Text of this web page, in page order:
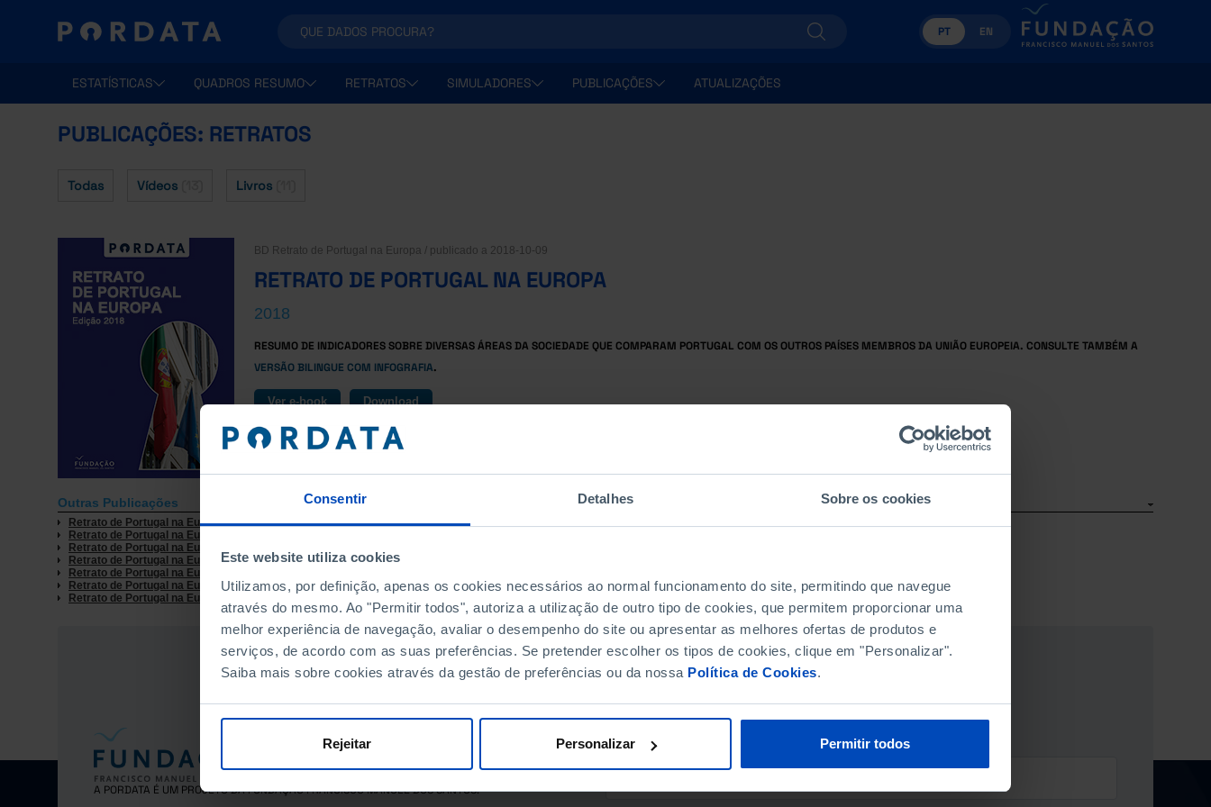
Consentir Detalhes Sobre os cookies
Este website utiliza cookies
Utilizamos, por definição, apenas os cookies necessários ao normal funcionamento do site, permitindo que navegue
através do mesmo. Ao "Permitir todos", autoriza a utilização de outro tipo de cookies, que permitem proporcionar uma
melhor experiência de navegação, avaliar o desempenho do site ou apresentar as melhores ofertas de produtos e
serviços, de acordo com as suas preferências. Se pretender escolher os tipos de cookies, clique em "Personalizar".
Saiba mais sobre cookies através da gestão de preferências ou da nossa Política de Cookies.
Rejeitar Personalizar Permitir todos
PT EN
ESTATÍSTICAS QUADROS RESUMO RETRATOS SIMULADORES PUBLICAÇÕES ATUALIZAÇÕES
PUBLICAÇÕES: RETRATOS
Todas Vídeos Livros
BD Retrato de Portugal na Europa / publicado a 2018-10-09
RETRATO DE PORTUGAL NA EUROPA
2018
RESUMO DE INDICADORES SOBRE DIVERSAS ÁREAS DA SOCIEDADE QUE COMPARAM PORTUGAL COM OS OUTROS PAÍSES MEMBROS DA UNIÃO EUROPEIA. CONSULTE TAMBÉM A
VERSÃO BILINGUE COM INFOGRAFIA.
Outras Publicações
Retrato de Portugal na Europa 2020
Retrato de Portugal na Europa 2019
Retrato de Portugal na Europa 2017
Retrato de Portugal na Europa 2016
Retrato de Portugal na Europa 2015
Retrato de Portugal na Europa 2014
Retrato de Portugal na Europa 2011
A PORDATA É UM PROJETO DA FUNDAÇÃO FRANCISCO MANUEL DOS SANTOS.
SUBSCREVER A NEWSLETTER DA FUNDAÇÃO
MANTENHA-SE A PAR.
E-MAIL